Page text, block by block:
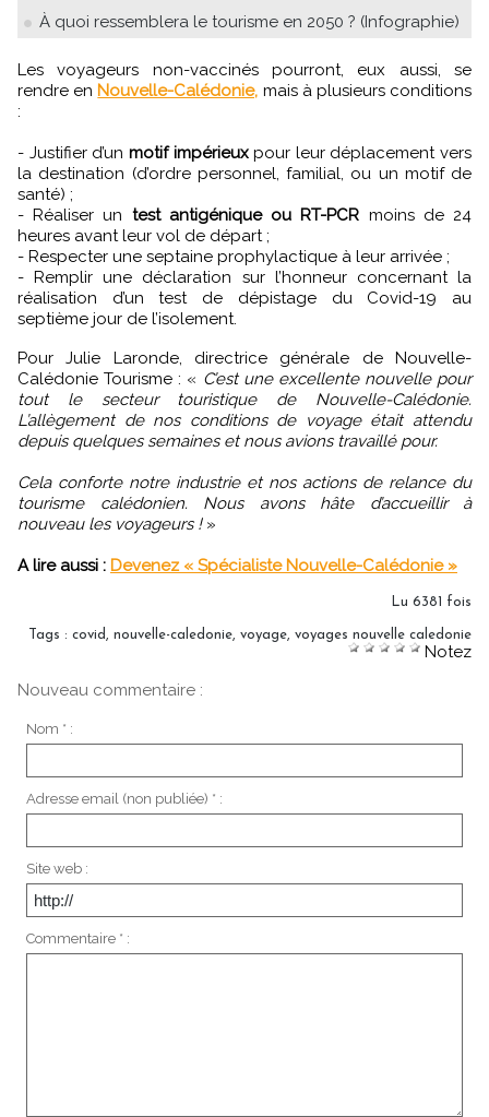
À quoi ressemblera le tourisme en 2050 ? (Infographie)
Les voyageurs non-vaccinés pourront, eux aussi, se
rendre en Nouvelle-Calédonie, mais à plusieurs conditions
:
- Justifier d’un motif impérieuxpour leur déplacement vers
la destination (d’ordre personnel, familial, ou un motif de
santé) ;
- Réaliser un test antigénique ou RT-PCR moins de 24
heures avant leur vol de départ ;
- Respecter une septaine prophylactique à leur arrivée ;
- Remplir une déclaration sur l’honneur concernant la
réalisation d’un test de dépistage du Covid-19 au
septième jour de l’isolement.
Pour Julie Laronde, directrice générale de Nouvelle-
Calédonie Tourisme : « C’est une excellente nouvelle pour
tout le secteur touristique de Nouvelle-Calédonie.
L’allègement de nos conditions de voyage était attendu
depuis quelques semaines et nous avions travaillé pour.
Cela conforte notre industrie et nos actions de relance du
tourisme calédonien. Nous avons hâte d’accueillir à
nouveau les voyageurs !»
A lire aussi : Devenez « Spécialiste Nouvelle-Calédonie »
Lu 6381 fois
Tags : covid, nouvelle-caledonie, voyage, voyages nouvelle caledonie
Notez
Nouveau commentaire :
Nom * :
Adresse email (non publiée) * :
Site web :
Commentaire * :